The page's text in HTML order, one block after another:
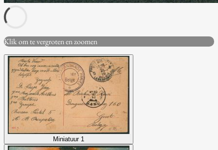
Klik om te vergroten en zoomen
Miniatuur 1